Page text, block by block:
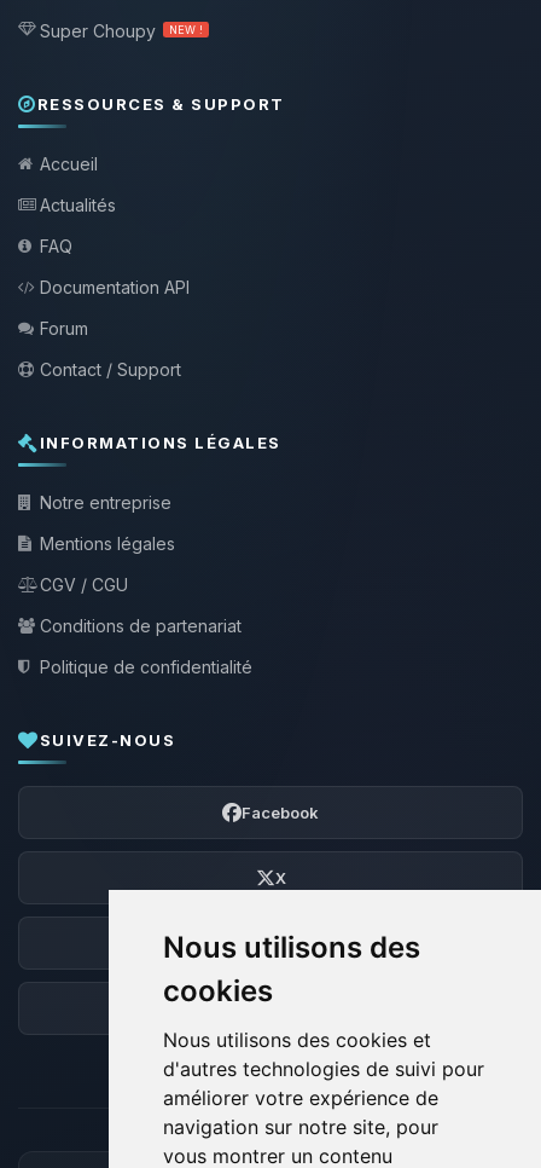
Nous utilisons des
cookies
Nous utilisons des cookies et
d'autres technologies de suivi pour
améliorer votre expérience de
navigation sur notre site, pour
vous montrer un contenu
Super Choupy NEW !
RESSOURCES & SUPPORT
Accueil
Actualités
FAQ
Documentation API
Forum
Contact / Support
INFORMATIONS LÉGALES
Notre entreprise
Mentions légales
CGV / CGU
Conditions de partenariat
Politique de confidentialité
SUIVEZ-NOUS
Facebook
X
Discord
Forum